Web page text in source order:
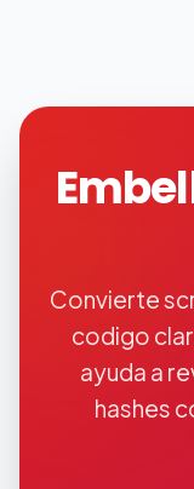
Convierte
codigo
ayuda a
hashes